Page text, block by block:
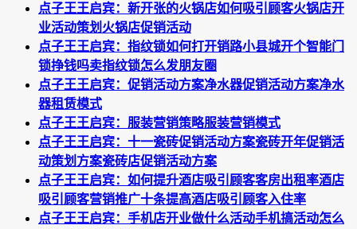
点子王王启宾：新开张的火锅店如何吸引顾客火锅店开
业活动策划火锅店促销活动
点子王王启宾：指纹锁如何打开销路小县城开个智能门
锁挣钱吗卖指纹锁怎么发朋友圈
点子王王启宾：促销活动方案净水器促销活动方案净水
器租赁模式
点子王王启宾：服装营销策略服装营销模式
点子王王启宾：十一瓷砖促销活动方案瓷砖开年促销活
动策划方案瓷砖店促销活动方案
点子王王启宾：如何提升酒店吸引顾客客房出租率酒店
吸引顾客营销推广十条提高酒店吸引顾客入住率
点子王王启宾：手机店开业做什么活动手机搞活动怎么